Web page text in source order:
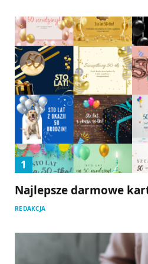
Najlepsze darmowe
REDAKCJA